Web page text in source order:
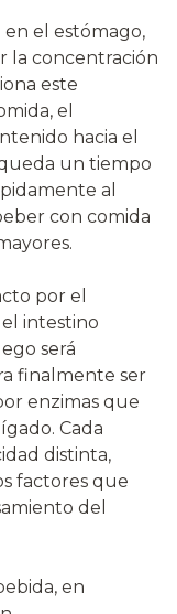
el estómago,
la concentración
este
el
hacia el
un tiempo
al
con comida
por el
intestino
será
finalmente ser
enzimas que
Cada
distinta,
factores que
del
en